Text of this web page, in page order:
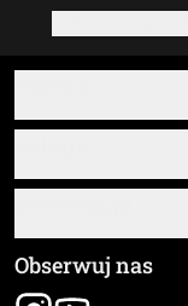
O nas
Przegląd
Śledzenie
Ogólne Warunki
Dane firmy
Obserwuj nas